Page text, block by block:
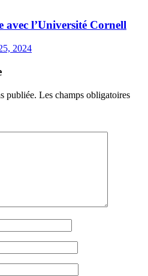
avec l’Université Cornell
2024
publiée. Les champs obligatoires